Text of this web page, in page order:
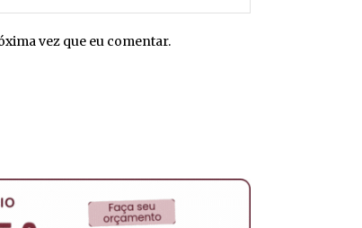
vez que eu comentar.